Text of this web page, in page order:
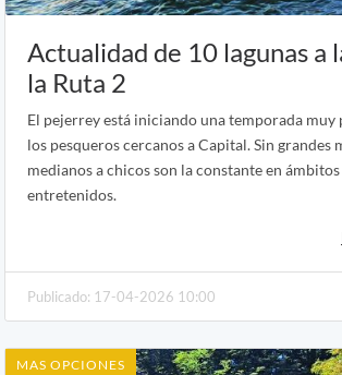
Actualidad de 10 lagunas a
la Ruta 2
El pejerrey está iniciando una temporada muy
los pesqueros cercanos a Capital. Sin grandes
medianos a chicos son la constante en
entretenidos.
Publicado: 17-04-2026 10:00
MAS OPCIONES